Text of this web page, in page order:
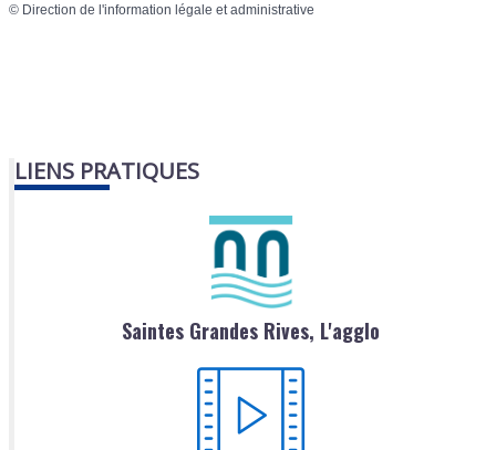
© Direction de l'information légale et administrative
LIENS PRATIQUES
Saintes Grandes Rives, L'agglo